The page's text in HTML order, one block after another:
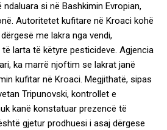
si në Bashkimin Evropian,
Autoritetet kufitare në Kroaci kohë
me lakra nga vendi,
larta të këtyre pesticideve. Agjencia
ka marrë njoftim se lakrat janë
kufitar në Kroaci. Megjithatë, sipas
Tripunovski, kontrollet e
kanë konstatuar prezencë të
gjetur prodhuesi i asaj dërgese